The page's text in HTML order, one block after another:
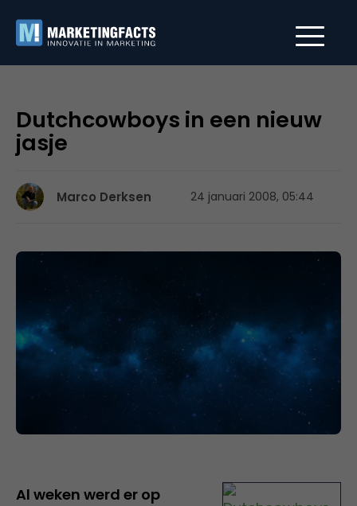
Dutchcowboys in een nieuw
jasje
Marco Derksen 24 januari 2008, 05:44
Al weken werd er op